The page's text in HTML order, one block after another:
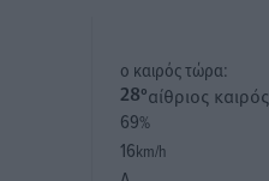
o καιρός τώρα:
28°αίθριος καιρός
69%
16km/h